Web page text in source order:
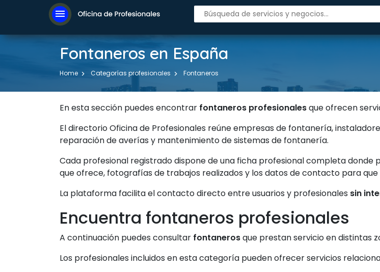
menu
Fontaneros en España
Home Categorías profesionales Fontaneros
En esta sección puedes encontrar fontaneros profesionalesque ofrecen
El directorio Oficina de Profesionales reúne empresas de fontanería,
reparación de averías y mantenimiento de sistemas de fontanería.
Cada profesional registrado dispone de una ficha profesional completa donde
que ofrece, fotografías de trabajos realizados y los datos de contacto para
La plataforma facilita el contacto directo entre usuarios y profesionales sin
Encuentra fontaneros profesionales
A continuación puedes consultar fontanerosque prestan servicio en distintas
Los profesionales incluidos en esta categoría pueden ofrecer servicios